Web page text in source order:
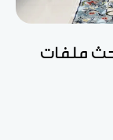
ملفات